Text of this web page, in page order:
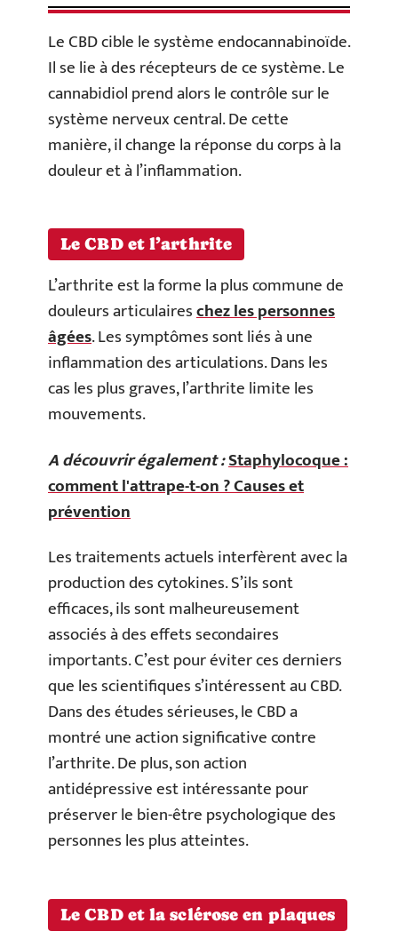
Le CBD cible le système endocannabinoïde.
Il se lie à des récepteurs de ce système. Le
cannabidiol prend alors le contrôle sur le
système nerveux central. De cette
manière, il change la réponse du corps à la
douleur et à l’inflammation.
Le CBD et l’arthrite
L’arthrite est la forme la plus commune de
douleurs articulaireschez les personnes
âgées. Les symptômes sont liés à une
inflammation des articulations. Dans les
cas les plus graves, l’arthrite limite les
mouvements.
A découvrir également :Staphylocoque :
comment l'attrape-t-on ? Causes et
prévention
Les traitements actuels interfèrent avec la
production des cytokines. S’ils sont
efficaces, ils sont malheureusement
associés à des effets secondaires
importants. C’est pour éviter ces derniers
que les scientifiques s’intéressent au CBD.
Dans des études sérieuses, le CBD a
montré une action significative contre
l’arthrite. De plus, son action
antidépressive est intéressante pour
préserver le bien-être psychologique des
personnes les plus atteintes.
Le CBD et la sclérose en plaques